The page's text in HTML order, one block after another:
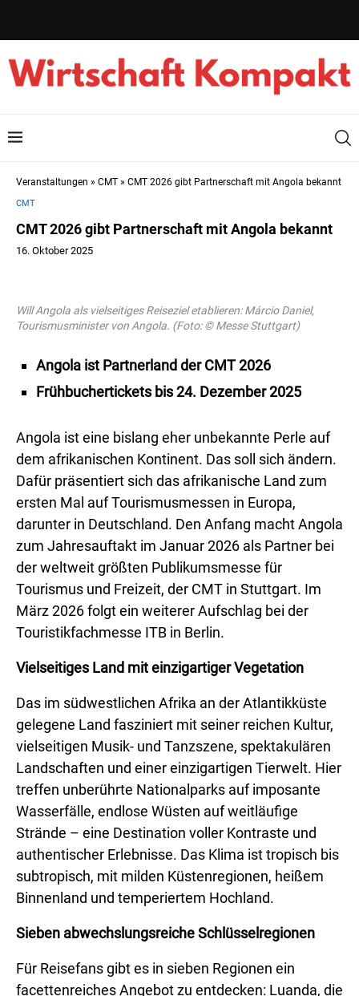
Veranstaltungen » CMT » CMT 2026 gibt Partnerschaft mit Angola bekannt
CMT
CMT 2026 gibt Partnerschaft mit Angola bekannt
16. Oktober 2025
Will Angola als vielseitiges Reiseziel etablieren: Márcio Daniel,
Tourismusminister von Angola. (Foto: © Messe Stuttgart)
Angola ist Partnerland der CMT 2026
Frühbuchertickets bis 24. Dezember 2025
Angola ist eine bislang eher unbekannte Perle auf
dem afrikanischen Kontinent. Das soll sich ändern.
Dafür präsentiert sich das afrikanische Land zum
ersten Mal auf Tourismusmessen in Europa,
darunter in Deutschland. Den Anfang macht Angola
zum Jahresauftakt im Januar 2026 als Partner bei
der weltweit größten Publikumsmesse für
Tourismus und Freizeit, der CMT in Stuttgart. Im
März 2026 folgt ein weiterer Aufschlag bei der
Touristikfachmesse ITB in Berlin.
Vielseitiges Land mit einzigartiger Vegetation
Das im südwestlichen Afrika an der Atlantikküste
gelegene Land fasziniert mit seiner reichen Kultur,
vielseitigen Musik- und Tanzszene, spektakulären
Landschaften und einer einzigartigen Tierwelt. Hier
treffen unberührte Nationalparks auf imposante
Wasserfälle, endlose Wüsten auf weitläufige
Strände – eine Destination voller Kontraste und
authentischer Erlebnisse. Das Klima ist tropisch bis
subtropisch, mit milden Küstenregionen, heißem
Binnenland und temperiertem Hochland.
Sieben abwechslungsreiche Schlüsselregionen
Für Reisefans gibt es in sieben Regionen ein
facettenreiches Angebot zu entdecken: Luanda, die